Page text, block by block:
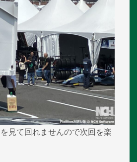
見て回れませんので次回を楽